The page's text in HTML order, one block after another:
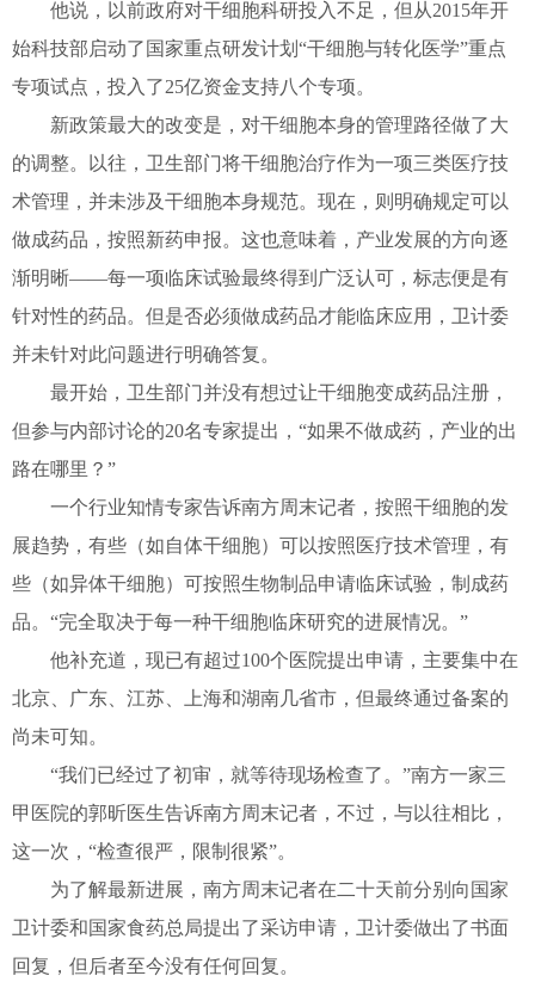
他说，以前政府对干细胞科研投入不足，但从2015年开
始科技部启动了国家重点研发计划“干细胞与转化医学”重点
专项试点，投入了25亿资金支持八个专项。
新政策最大的改变是，对干细胞本身的管理路径做了大
的调整。以往，卫生部门将干细胞治疗作为一项三类医疗技
术管理，并未涉及干细胞本身规范。现在，则明确规定可以
做成药品，按照新药申报。这也意味着，产业发展的方向逐
渐明晰——每一项临床试验最终得到广泛认可，标志便是有
针对性的药品。但是否必须做成药品才能临床应用，卫计委
并未针对此问题进行明确答复。
最开始，卫生部门并没有想过让干细胞变成药品注册，
但参与内部讨论的20名专家提出，“如果不做成药，产业的出
路在哪里？”
一个行业知情专家告诉南方周末记者，按照干细胞的发
展趋势，有些（如自体干细胞）可以按照医疗技术管理，有
些（如异体干细胞）可按照生物制品申请临床试验，制成药
品。“完全取决于每一种干细胞临床研究的进展情况。”
他补充道，现已有超过100个医院提出申请，主要集中在
北京、广东、江苏、上海和湖南几省市，但最终通过备案的
尚未可知。
“我们已经过了初审，就等待现场检查了。”南方一家三
甲医院的郭昕医生告诉南方周末记者，不过，与以往相比，
这一次，“检查很严，限制很紧”。
为了解最新进展，南方周末记者在二十天前分别向国家
卫计委和国家食药总局提出了采访申请，卫计委做出了书面
回复，但后者至今没有任何回复。